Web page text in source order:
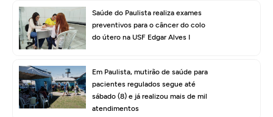
Saúde do Paulista realiza exames
preventivos para o câncer do colo
do útero na USF Edgar Alves I
Em Paulista, mutirão de saúde para
pacientes regulados segue até
sábado (8) e já realizou mais de mil
atendimentos